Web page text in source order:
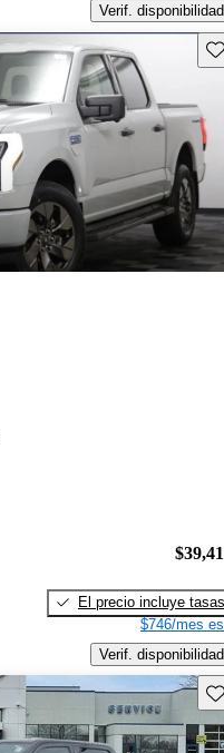
Verif. disponibilidad
El precio incluye tasas
$746/mes
Verif. disponibilidad